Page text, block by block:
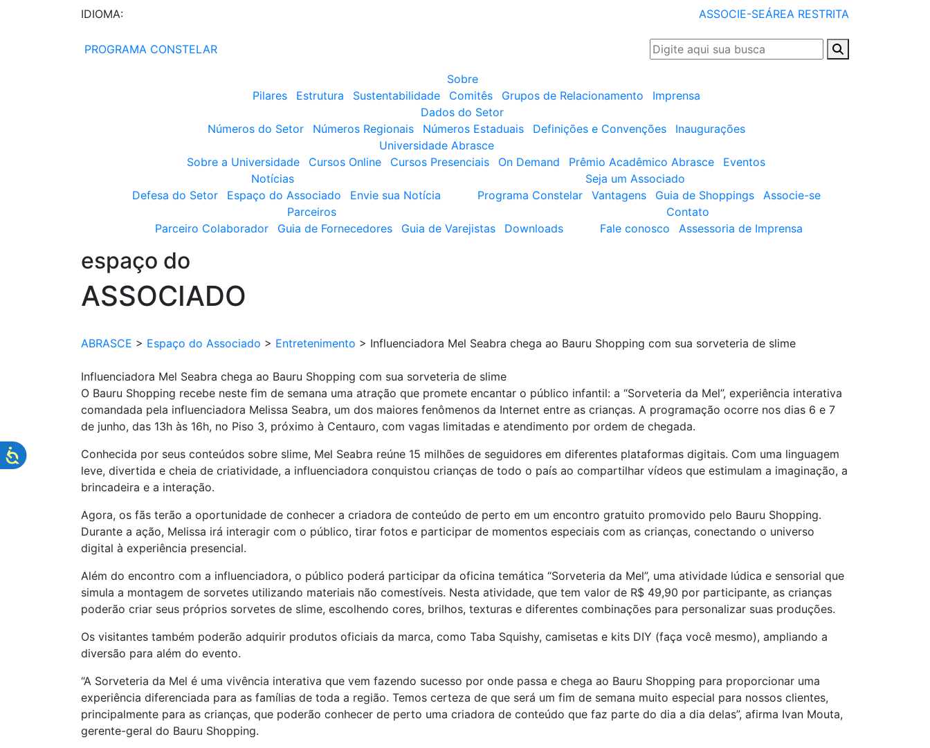
IDIOMA: ASSOCIE-SEÁREA RESTRITA
PROGRAMA CONSTELAR
Sobre
Pilares
Estrutura Sustentabilidade Comitês Grupos de Relacionamento
Imprensa
Dados do Setor
Números do Setor
Números Regionais Números Estaduais Definições e Convenções
Inaugurações
Universidade Abrasce
Sobre a Universidade
Cursos Online Cursos Presenciais On Demand Prêmio Acadêmico Abrasce
Eventos
Notícias
Defesa do Setor
Espaço do Associado Envie sua Notícia
Seja um Associado
Programa Constelar
Vantagens Guia de Shoppings
Associe-se
Parceiros
Parceiro Colaborador
Guia de Fornecedores Guia de Varejistas Downloads
Contato
Fale conosco
Assessoria de Imprensa
espaço do
ASSOCIADO
ABRASCE > Espaço do Associado > Entretenimento > Influenciadora Mel Seabra chega ao Bauru Shopping com sua sorveteria de slime
Influenciadora Mel Seabra chega ao Bauru Shopping com sua sorveteria de slime
O Bauru Shopping recebe neste fim de semana uma atração que promete encantar o público infantil: a “Sorveteria da Mel”, experiência interativa
comandada pela influenciadora Melissa Seabra, um dos maiores fenômenos da Internet entre as crianças. A programação ocorre nos dias 6 e 7
de junho, das 13h às 16h, no Piso 3, próximo à Centauro, com vagas limitadas e atendimento por ordem de chegada.
Conhecida por seus conteúdos sobre slime, Mel Seabra reúne 15 milhões de seguidores em diferentes plataformas digitais. Com uma linguagem
leve, divertida e cheia de criatividade, a influenciadora conquistou crianças de todo o país ao compartilhar vídeos que estimulam a imaginação, a
brincadeira e a interação.
Agora, os fãs terão a oportunidade de conhecer a criadora de conteúdo de perto em um encontro gratuito promovido pelo Bauru Shopping.
Durante a ação, Melissa irá interagir com o público, tirar fotos e participar de momentos especiais com as crianças, conectando o universo
digital à experiência presencial.
Além do encontro com a influenciadora, o público poderá participar da oficina temática “Sorveteria da Mel”, uma atividade lúdica e sensorial que
simula a montagem de sorvetes utilizando materiais não comestíveis. Nesta atividade, que tem valor de R$ 49,90 por participante, as crianças
poderão criar seus próprios sorvetes de slime, escolhendo cores, brilhos, texturas e diferentes combinações para personalizar suas produções.
Os visitantes também poderão adquirir produtos oficiais da marca, como Taba Squishy, camisetas e kits DIY (faça você mesmo), ampliando a
diversão para além do evento.
“A Sorveteria da Mel é uma vivência interativa que vem fazendo sucesso por onde passa e chega ao Bauru Shopping para proporcionar uma
experiência diferenciada para as famílias de toda a região. Temos certeza de que será um fim de semana muito especial para nossos clientes,
principalmente para as crianças, que poderão conhecer de perto uma criadora de conteúdo que faz parte do dia a dia delas”, afirma Ivan Mouta,
gerente-geral do Bauru Shopping.